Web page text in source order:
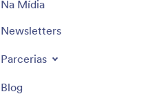
Na Mídia
Newsletters
Parcerias
Blog